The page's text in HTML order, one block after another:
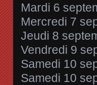
Mardi 6
Mercredi 7
Jeudi 8
Vendredi 9
Samedi 10
Samedi 10